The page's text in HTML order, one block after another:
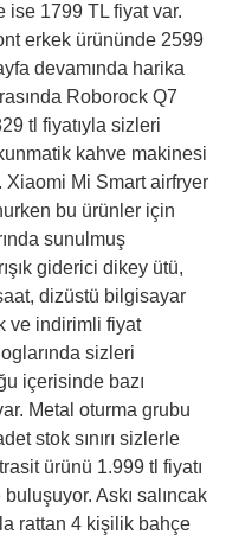
ise 1799 TL fiyat var.
erkek ürününde 2599
devamında harika
Roborock Q7
tl fiyatıyla sizleri
kahve makinesi
Xiaomi Mi Smart airfryer
bu ürünler için
sunulmuş
giderici dikey ütü,
dizüstü bilgisayar
ve indirimli fiyat
sizleri
içerisinde bazı
Metal oturma grubu
stok sınırı sizlerle
ürünü 1.999 tl fiyatı
Askı salıncak
rattan 4 kişilik bahçe